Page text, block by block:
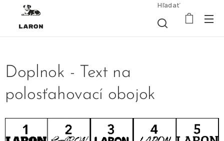
Hľadať
Doplnok - Text na
polosťahovací obojok